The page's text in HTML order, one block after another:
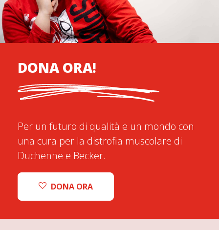
DONA ORA!
Per un futuro di qualità e un mondo con
una cura per la distrofia muscolare di
Duchenne e Becker.
DONA ORA